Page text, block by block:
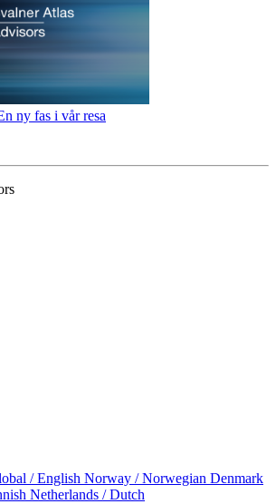
ny fas i vår resa
/ English Norway / Norwegian Denmark
Netherlands / Dutch